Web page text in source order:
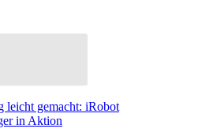
leicht gemacht: iRobot
in Aktion